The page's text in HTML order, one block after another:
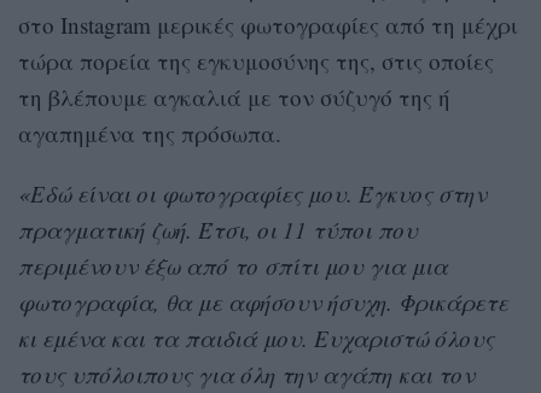
στο Instagram μερικές φωτογραφίες από τη μέχρι
τώρα πορεία της εγκυμοσύνης της, στις οποίες
τη βλέπουμε αγκαλιά με τον σύζυγό της ή
αγαπημένα της πρόσωπα.
«Εδώ είναι οι φωτογραφίες μου. Έγκυος στην
πραγματική ζωή. Έτσι, οι 11 τύποι που
περιμένουν έξω από το σπίτι μου για μια
φωτογραφία, θα με αφήσουν ήσυχη. Φρικάρετε
κι εμένα και τα παιδιά μου. Ευχαριστώ όλους
τους υπόλοιπους για όλη την αγάπη και τον